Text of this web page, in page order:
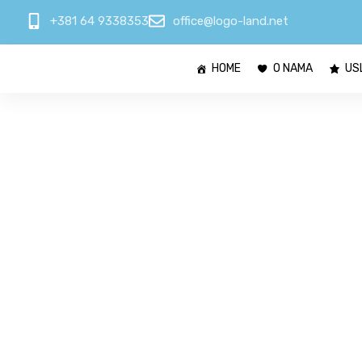
+381 64 9338353 office@logo-land.net
HOME O NAMA